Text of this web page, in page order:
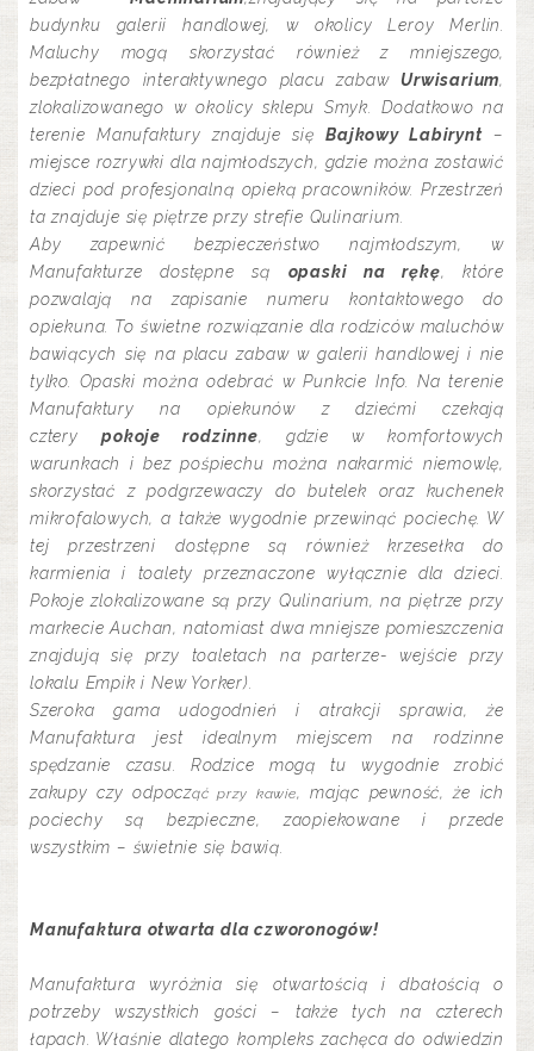
budynku galerii handlowej, w okolicy Leroy Merlin.
Maluchy mogą skorzystać również z mniejszego,
bezpłatnego interaktywnego placu zabaw Urwisarium,
zlokalizowanego w okolicy sklepu Smyk. Dodatkowo na
terenie Manufaktury znajduje sięBajkowy Labirynt–
miejsce rozrywki dla najmłodszych, gdzie można zostawić
dzieci pod profesjonalną opieką pracowników. Przestrzeń
ta znajduje się piętrze przy strefie Qulinarium.
Aby zapewnić bezpieczeństwo najmłodszym, w
Manufakturze dostępne są opaski na rękę, które
pozwalają na zapisanie numeru kontaktowego do
opiekuna. To świetne rozwiązanie dla rodziców maluchów
bawiących się na placu zabaw w galerii handlowej i nie
tylko. Opaski można odebrać w Punkcie Info. Na terenie
Manufaktury na opiekunów z dziećmi czekają
czterypokoje rodzinne, gdzie w komfortowych
warunkach i bez pośpiechu można nakarmić niemowlę,
skorzystać z podgrzewaczy do butelek oraz kuchenek
mikrofalowych, a także wygodnie przewinąć pociechę. W
tej przestrzeni dostępne są również krzesełka do
karmienia i toalety przeznaczone wyłącznie dla dzieci.
Pokoje zlokalizowane są przy Qulinarium, na piętrze przy
markecie Auchan, natomiast dwa mniejsze pomieszczenia
znajdują się przy toaletach na parterze- wejście przy
lokalu Empik i New Yorker).
Szeroka gama udogodnień i atrakcji sprawia, że
Manufaktura jest idealnym miejscem na rodzinne
spędzanie czasu. Rodzice mogą tu wygodnie zrobić
zakupy czy odpocząć przy kawie, mając pewność, że ich
pociechy są bezpieczne, zaopiekowane i przede
wszystkim – świetnie się bawią.
Manufaktura otwarta dla czworonogów!
Manufaktura wyróżnia się otwartością i dbałością o
potrzeby wszystkich gości – także tych na czterech
łapach. Właśnie dlatego kompleks zachęca do odwiedzin